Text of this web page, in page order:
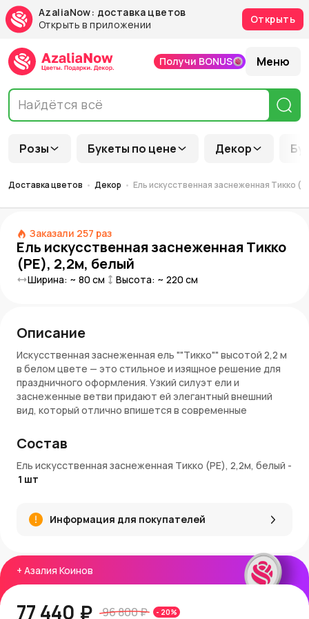
AzaliaNow: доставка цветов
Открыть в приложении
Открыть
Розы Букеты по цене Декор
Получи BONUS Меню
Доставка цветов Декор Ель искусственная заснеженная Тикко
Заказали 257 раз
Ель искусственная заснеженная Тикко
(PE), 2,2м, белый
Ширина: ~ 80 см Высота: ~ 220 см
+ Азалия Коинов
77 440 ₽ 96 800 ₽ - 20%
Описание
Искусственная заснеженная ель ""Тикко"" высотой 2,2 м
в белом цвете — это стильное и изящное решение для
праздничного оформления. Узкий силуэт ели и
заснеженные ветви придают ей элегантный внешний
вид, который отлично впишется в современные
пространства и создаст атмосферу зимнего уюта.
Материалы и качество
Ель изготовлена из высококачественного PE-материала,
долговечность. Заснеженные ветви имитируют
натуральный снег, устойчивый к осыпанию. Прочная
лёгкость сборки.
Применение в интерьере
где требуется компактное, но эффектное украшение.
Состав
Ель искусственная заснеженная Тикко (PE), 2,2м, белый -
1 шт
Информация для покупателей